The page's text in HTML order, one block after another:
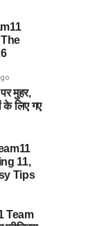
मुहर,
के लिए गए
11,
Tips
Team